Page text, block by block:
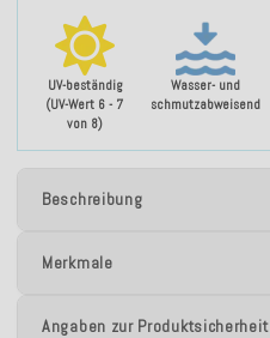
UV-beständig
(UV-Wert 6 - 7
von 8)
Wasser- und
schmutzabweisend
Beschreibung
Merkmale
Angaben zur Produktsicherheit